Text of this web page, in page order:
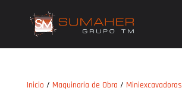
Inicio / Maquinaria de Obra / Miniexcavadoras